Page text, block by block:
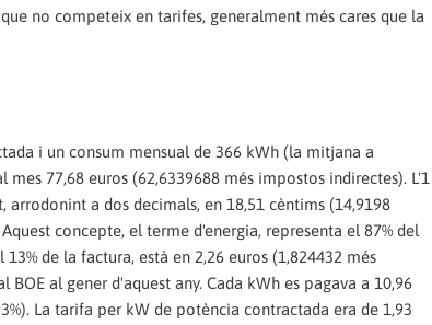
no competeix en tarifes, generalment més cares que la
i un consum mensual de 366 kWh (la mitjana a
mes 77,68 euros (62,6339688 més impostos indirectes). L'1
a dos decimals, en 18,51 cèntims (14,9198
concepte, el terme d'energia, representa el 87% del
de la factura, està en 2,26 euros (1,824432 més
al gener d'aquest any. Cada kWh es pagava a 10,96
La tarifa per kW de potència contractada era de 1,93